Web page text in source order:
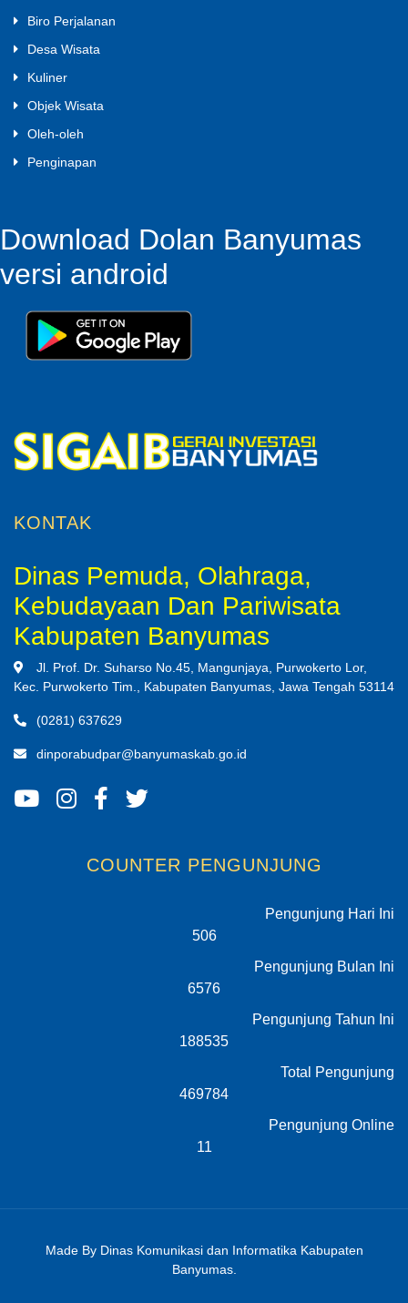
Biro Perjalanan
Desa Wisata
Kuliner
Objek Wisata
Oleh-oleh
Penginapan
Download Dolan Banyumas
versi android
KONTAK
Dinas Pemuda, Olahraga,
Kebudayaan Dan Pariwisata
Kabupaten Banyumas
Jl. Prof. Dr. Suharso No.45, Mangunjaya, Purwokerto Lor,
Kec. Purwokerto Tim., Kabupaten Banyumas, Jawa Tengah 53114
(0281) 637629
dinporabudpar@banyumaskab.go.id
COUNTER PENGUNJUNG
Pengunjung Hari Ini
506
Pengunjung Bulan Ini
6576
Pengunjung Tahun Ini
188535
Total Pengunjung
469784
Pengunjung Online
11
Made By Dinas Komunikasi dan Informatika Kabupaten
Banyumas.